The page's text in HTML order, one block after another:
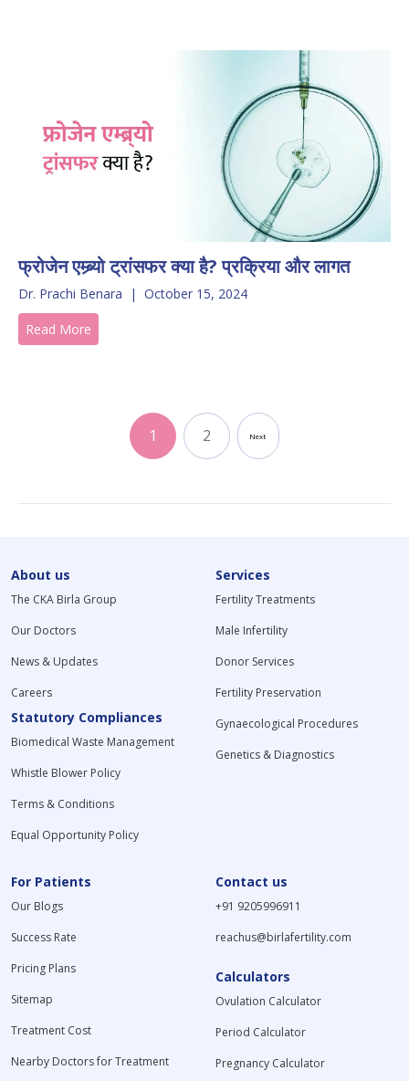
फ्रोजेन एम्ब्र्यो ट्रांसफर क्या है? प्रक्रिया और लागत
Dr. Prachi Benara | October 15, 2024
Read More
1 2 Next
About us
The CKA Birla Group
Our Doctors
News & Updates
Careers
Statutory Compliances
Biomedical Waste Management
Whistle Blower Policy
Terms & Conditions
Equal Opportunity Policy
Services
Fertility Treatments
Male Infertility
Donor Services
Fertility Preservation
Gynaecological Procedures
Genetics & Diagnostics
For Patients
Our Blogs
Success Rate
Pricing Plans
Sitemap
Treatment Cost
Nearby Doctors for Treatment
Contact us
+91 9205996911
reachus@birlafertility.com
Calculators
Ovulation Calculator
Period Calculator
Pregnancy Calculator